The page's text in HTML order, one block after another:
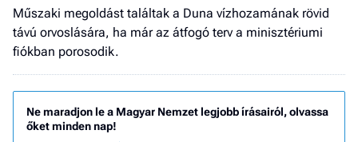
Műszaki megoldást találtak a Duna vízhozamának rövid
távú orvoslására, ha már az átfogó terv a minisztériumi
fiókban porosodik.
Ne maradjon le a Magyar Nemzet legjobb írásairól, olvassa
őket minden nap!